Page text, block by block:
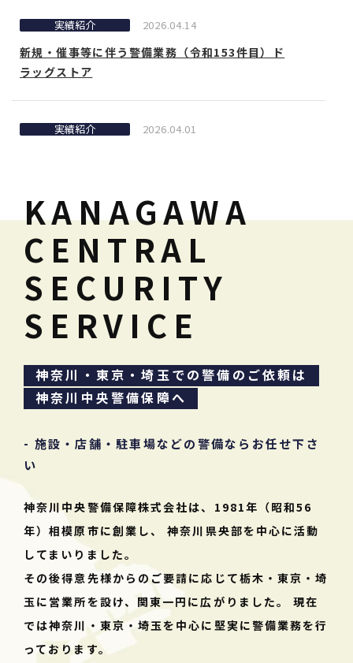
実績紹介 2026.04.14
新規・催事等に伴う警備業務（令和153件目）ド
ラッグストア
実績紹介 2026.04.01
創立４５周年 食事会
実績紹介 2026.01.07
初詣に伴う警備業務
当社からのお知らせ 2026.01.01
新規・催事等に伴う警備業務（令和150件目）ド
ラッグストア
2025.11.26
新規・催事等に伴う警備業務（令和149件目）動
物病院
KANAGAWA
CENTRAL
SECURITY
SERVICE
神奈川・東京・埼玉での警備のご依頼は
神奈川中央警備保障へ
- 施設・店舗・駐車場などの警備ならお任せ下さ
い
神奈川中央警備保障株式会社は、1981年（昭和56
年）相模原市に創業し、
神奈川県央部を中心に活動
してまいりました。
その後得意先様からのご要請に応じて栃木・東京・埼
玉に営業所を設け、関東一円に広がりました。
現在
では神奈川・東京・埼玉を中心に堅実に警備業務を行
っております。